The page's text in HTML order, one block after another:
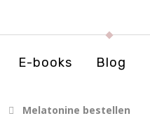
E-books Blog
Melatonine bestellen